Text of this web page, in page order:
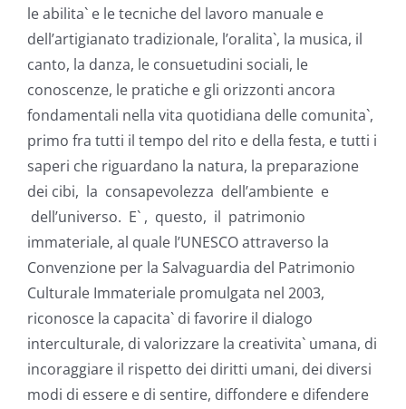
le abilita` e le tecniche del lavoro manuale e
dell’artigianato tradizionale, l’oralita`, la musica, il
canto, la danza, le consuetudini sociali, le
conoscenze, le pratiche e gli orizzonti ancora
fondamentali nella vita quotidiana delle comunita`,
primo fra tutti il tempo del rito e della festa, e tutti i
saperi che riguardano la natura, la preparazione
dei cibi, la consapevolezza dell’ambiente e
dell’universo. E` , questo, il patrimonio
immateriale, al quale l’UNESCO attraverso la
Convenzione per la Salvaguardia del Patrimonio
Culturale Immateriale promulgata nel 2003,
riconosce la capacita` di favorire il dialogo
interculturale, di valorizzare la creativita` umana, di
incoraggiare il rispetto dei diritti umani, dei diversi
modi di essere e di sentire, diffondere e difendere